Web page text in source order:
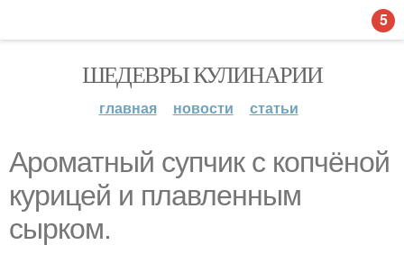
ШЕДЕВРЫ КУЛИНАРИИ
главная новости статьи
Ароматный супчик с копчёной
курицей и плавленным
сырком.
5